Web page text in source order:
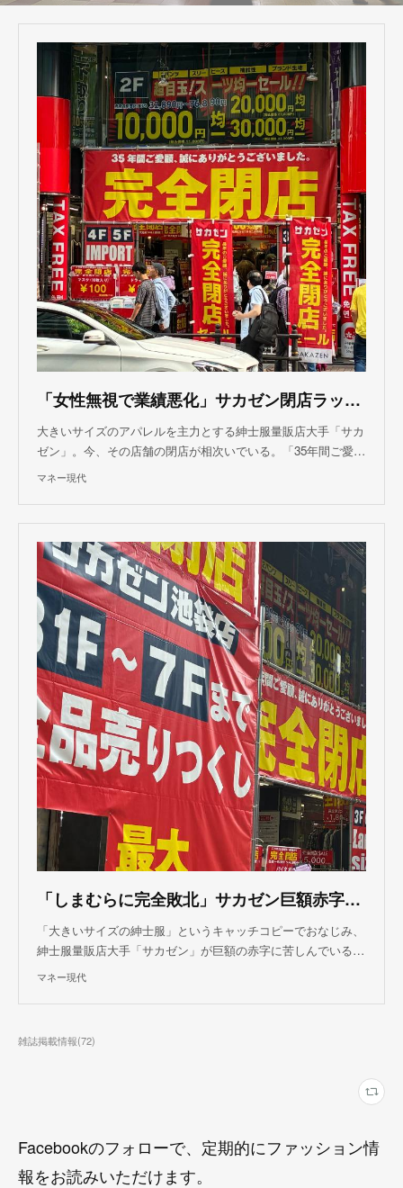
「女性無視で業績悪化」サカゼン閉店ラッシュ
大きいサイズのアパレルを主力とする紳士服量販店大手「サカ
ゼン」。今、その店舗の閉店が相次いでいる。「35年間ご愛…
マネー現代
「しまむらに完全敗北」サカゼン巨額赤字の原因
「大きいサイズの紳士服」というキャッチコピーでおなじみ、
紳士服量販店大手「サカゼン」が巨額の赤字に苦しんでいる…
マネー現代
雑誌掲載情報(72)
Facebookのフォローで、定期的にファッション情
報をお読みいただけます。